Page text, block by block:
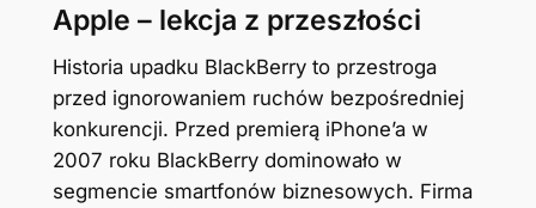
Apple – lekcja z przeszłości
Historia upadku BlackBerry to przestroga
przed ignorowaniem ruchów bezpośredniej
konkurencji. Przed premierą iPhone’a w
2007 roku BlackBerry dominowało w
segmencie smartfonów biznesowych. Firma